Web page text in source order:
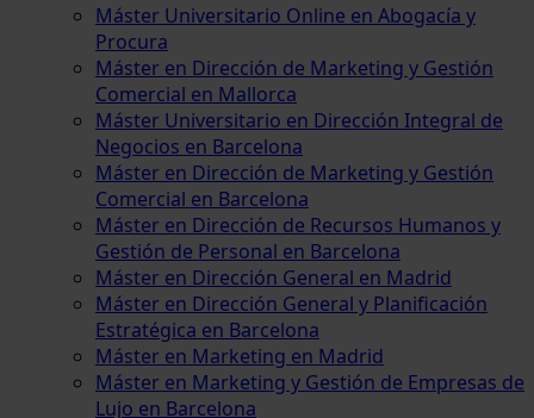
Máster Universitario Online en Abogacía y
Procura
Máster en Dirección de Marketing y Gestión
Comercial en Mallorca
Máster Universitario en Dirección Integral de
Negocios en Barcelona
Máster en Dirección de Marketing y Gestión
Comercial en Barcelona
Máster en Dirección de Recursos Humanos y
Gestión de Personal en Barcelona
Máster en Dirección General en Madrid
Máster en Dirección General y Planificación
Estratégica en Barcelona
Máster en Marketing en Madrid
Máster en Marketing y Gestión de Empresas de
Lujo en Barcelona